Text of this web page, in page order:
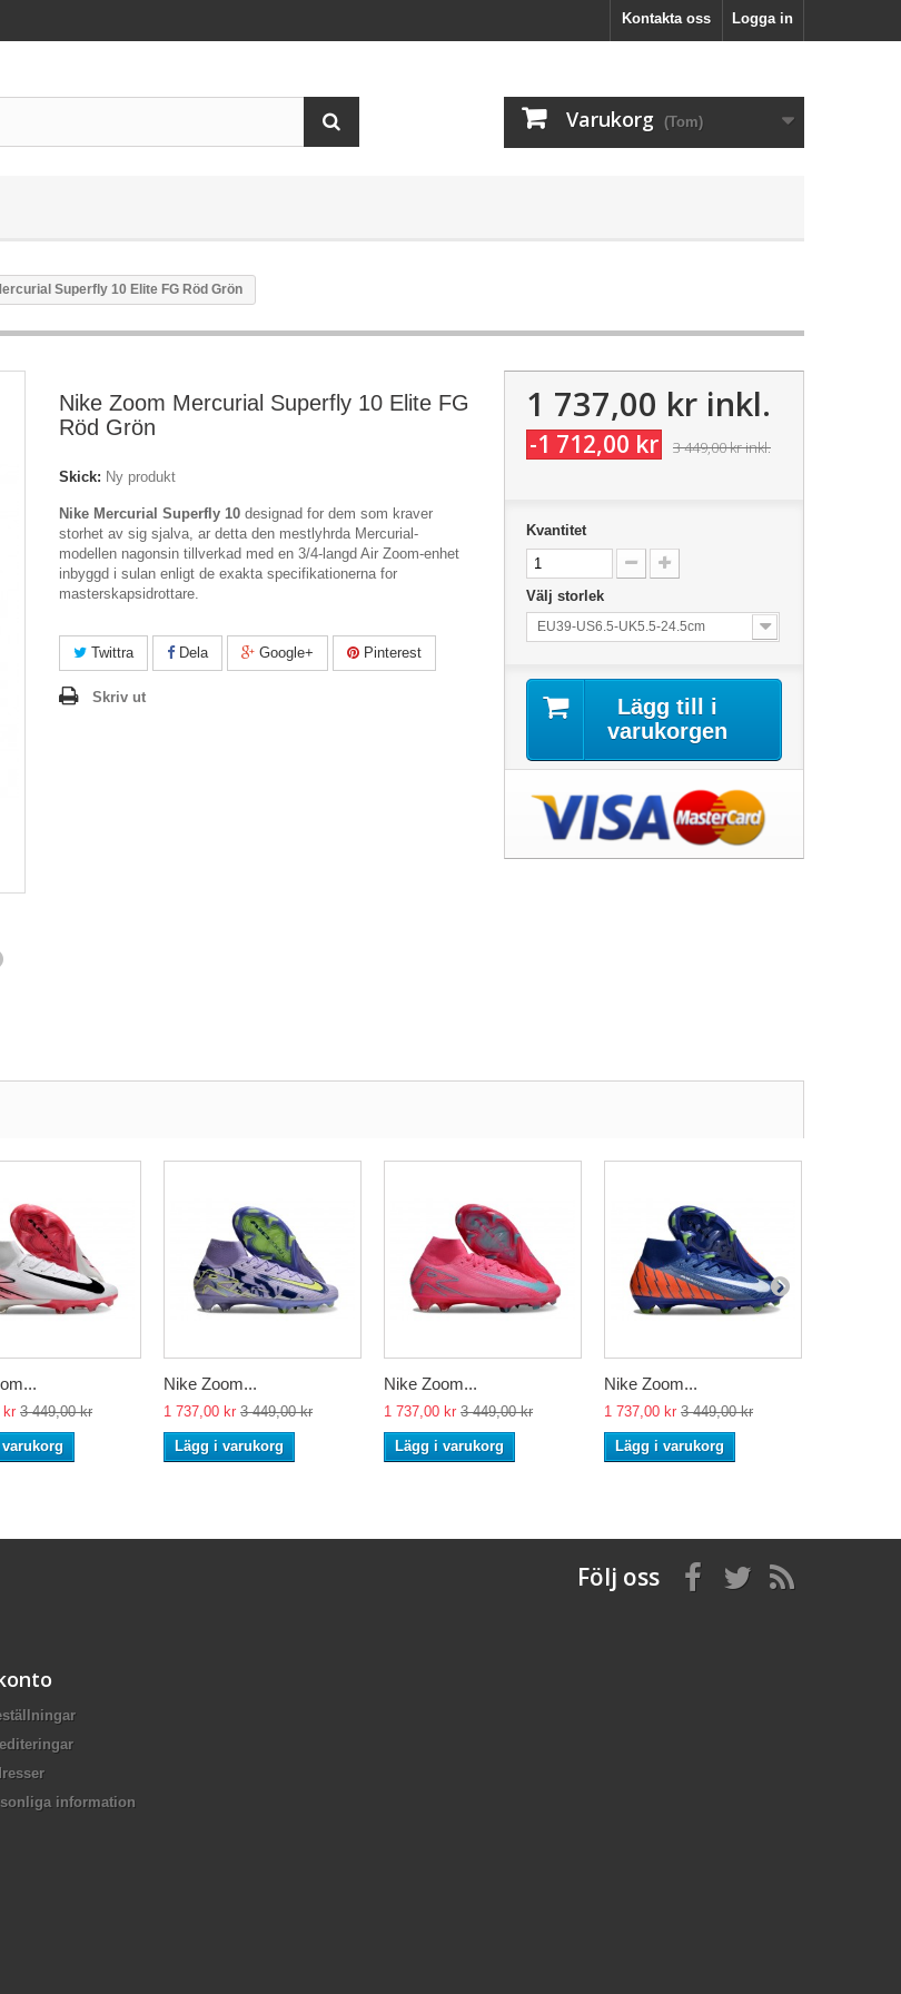
Logga in
Kontakta oss
Varukorg (Tom)
Superfly 10 Elite FG Röd Grön
Nike Zoom Mercurial Superfly 10 Elite FG
Röd Grön
Skick: Ny produkt
Nike Mercurial Superfly 10 designad for dem som kraver
storhet av sig sjalva, ar detta den mestlyhrda Mercurial-
modellen nagonsin tillverkad med en 3/4-langd Air Zoom-enhet
inbyggd i sulan enligt de exakta specifikationerna for
masterskapsidrottare.
Twittra Dela Google+ Pinterest
Skriv ut
1 737,00 krinkl.
-1 712,00 kr 3 449,00 krinkl.
Kvantitet
Välj storlek
EU39-US6.5-UK5.5-24.5cm
Lägg till i
varukorgen
kr 3 449,00 kr
Nike Zoom...
1 737,00 kr 3 449,00 kr
Lägg i varukorg
Nike Zoom...
1 737,00 kr 3 449,00 kr
Lägg i varukorg
Nike Zoom...
1 737,00 kr 3 449,00 kr
Lägg i varukorg
Följ oss
information